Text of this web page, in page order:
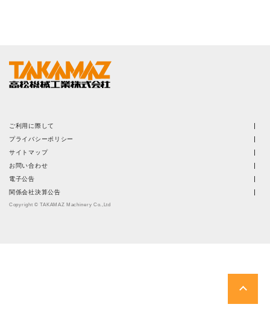
サステナビリティ
電子公告
お問い合わせ
ご利用に際して
プライバシーポリシー
サイトマップ
お問い合わせ
電子公告
関係会社決算公告
Copyright © TAKAMAZ Machinery Co.,Ltd